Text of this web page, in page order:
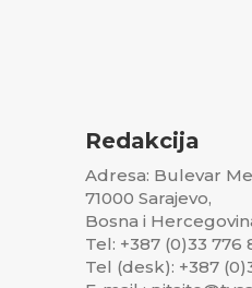
Redakcija
Adresa: Bulevar
71000 Sarajevo,
Bosna i
Tel: +387 (0)33 776
Tel (desk): +387